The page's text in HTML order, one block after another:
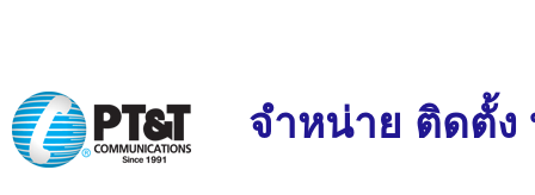
จำหน่าย ติดตั้ง